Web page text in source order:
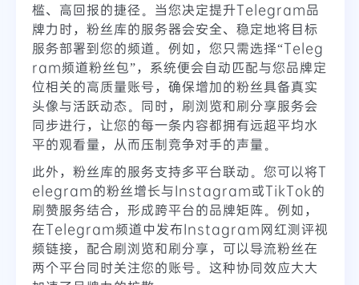
槛、高回报的捷径。当您决定提升Telegram品
牌力时，粉丝库的服务器会安全、稳定地将目标
服务部署到您的频道。例如，您只需选择“Teleg
ram频道粉丝包”，系统便会自动匹配与您品牌定
位相关的高质量账号，确保增加的粉丝具备真实
头像与活跃动态。同时，刷浏览和刷分享服务会
同步进行，让您的每一条内容都拥有远超平均水
平的观看量，从而压制竞争对手的声量。
此外，粉丝库的服务支持多平台联动。您可以将T
elegram的粉丝增长与Instagram或TikTok的
刷赞服务结合，形成跨平台的品牌矩阵。例如，
在Telegram频道中发布Instagram网红测评视
频链接，配合刷浏览和刷分享，可以导流粉丝在
两个平台同时关注您的账号。这种协同效应大大